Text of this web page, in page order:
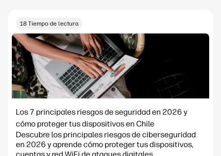
18 Tiempo de lectura
Los 7 principales riesgos de seguridad en 2026 y
cómo proteger tus dispositivos en Chile
Descubre los principales riesgos de ciberseguridad
en 2026 y aprende cómo proteger tus dispositivos,